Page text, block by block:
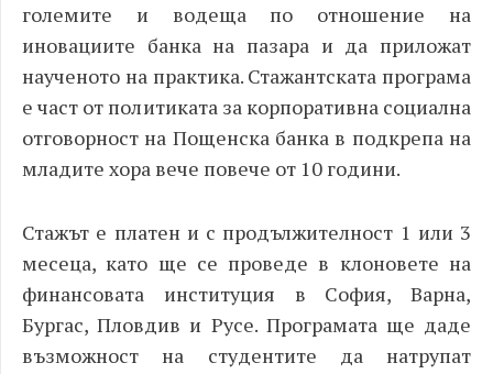
големите и водеща по отношение на
иновациите банка на пазара и да приложат
наученото на практика. Стажантската програма
е част от политиката за корпоративна социална
отговорност на Пощенска банка в подкрепа на
младите хора вече повече от 10 години.
Стажът е платен и с продължителност 1 или 3
месеца, като ще се проведе в клоновете на
финансовата институция в София, Варна,
Бургас, Пловдив и Русе. Програмата ще даде
възможност на студентите да натрупат